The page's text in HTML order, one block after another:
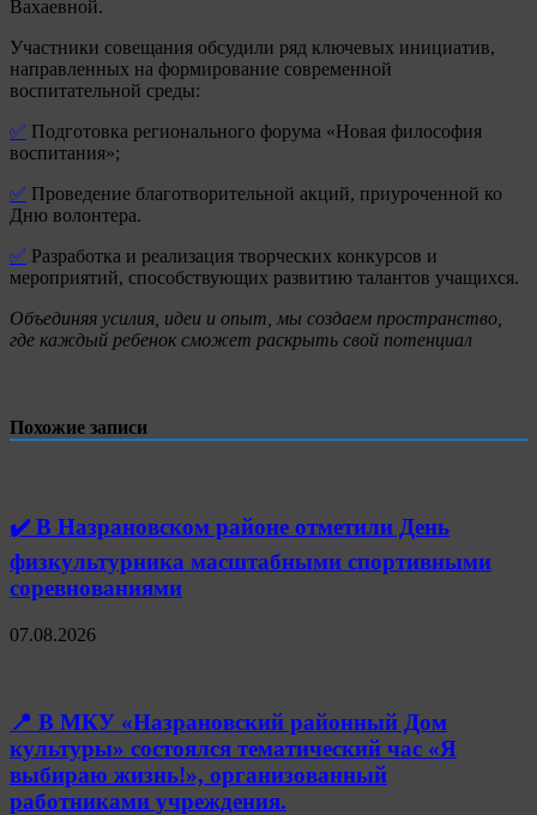
Вахаевной.
Участники совещания обсудили ряд ключевых инициатив,
направленных на формирование современной
воспитательной среды:
✅ Подготовка регионального форума «Новая философия
воспитания»;
✅ Проведение благотворительной акций, приуроченной ко
Дню волонтера.
✅ Разработка и реализация творческих конкурсов и
мероприятий, способствующих развитию талантов учащихся.
Объединяя усилия, идеи и опыт, мы создаем пространство,
где каждый ребенок сможет раскрыть свой потенциал
Похожие записи
✔️ В Назрановском районе отметили День
физкультурника масштабными спортивными
соревнованиями
07.08.2026
📍 В МКУ «Назрановский районный Дом
культуры» состоялся тематический час «Я
выбираю жизнь!», организованный
работниками учреждения.